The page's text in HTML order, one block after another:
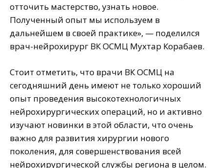
отточить мастерство, узнать новое.
Полученный опыт мы используем в
дальнейшем в своей практике», — поделился
врач-нейрохирург ВК ОСМЦ Мухтар Корабаев.
Стоит отметить, что врачи ВК ОСМЦ на
сегодняшний день имеют не только хороший
опыт проведения высокотехнологичных
нейрохирургических операций, но и активно
изучают новинки в этой области, что очень
важно для развития хирургии нового
поколения, для совершенствования всей
нейрохирургической службы региона в целом.